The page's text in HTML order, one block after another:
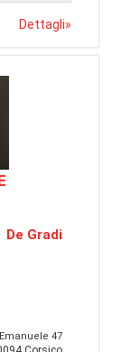
Dettagli»
De Gradi
47